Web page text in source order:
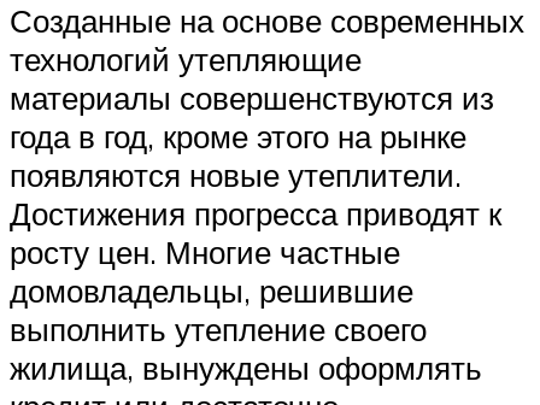
Созданные на основе современных
технологий утепляющие
материалы совершенствуются из
года в год, кроме этого на рынке
появляются новые утеплители.
Достижения прогресса приводят к
росту цен. Многие частные
домовладельцы, решившие
выполнить утепление своего
жилища, вынуждены оформлять